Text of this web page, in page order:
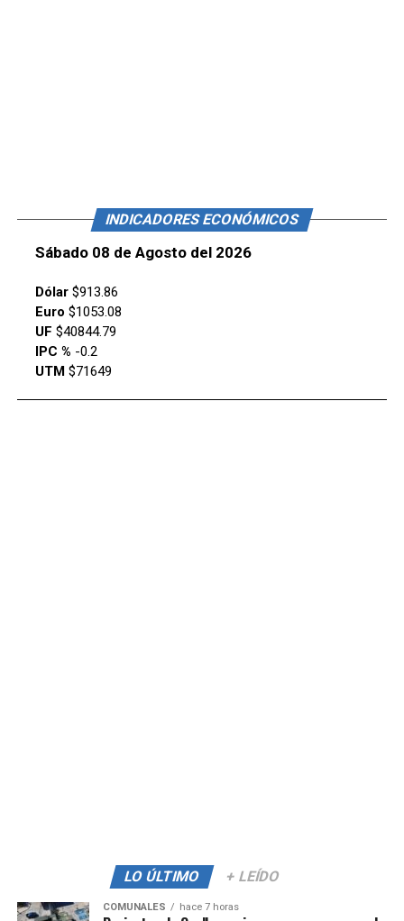
INDICADORES ECONÓMICOS
Sábado 08 de Agosto del 2026
Dólar$913.86
Euro $1053.08
UF $40844.79
IPC % -0.2
UTM$71649
LO ÚLTIMO + LEÍDO
COMUNALES hace 7 horas